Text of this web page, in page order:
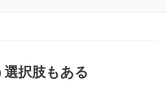
選択肢もある